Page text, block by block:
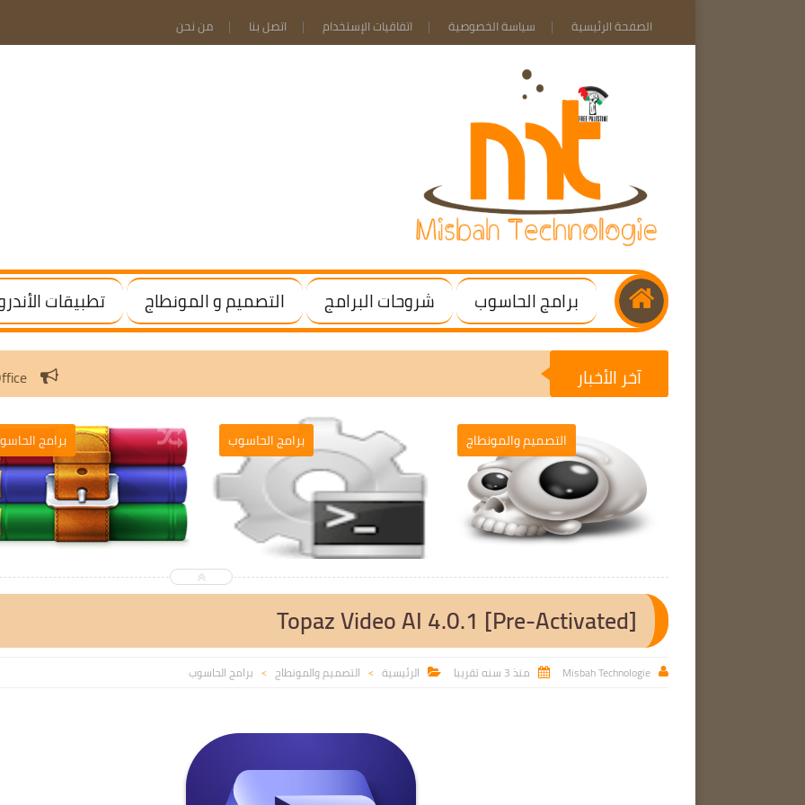
الصفحة الرئيسية سياسة الخصوصية اتفاقيات الإستخدام اتصل بنا من نحن
برامج الحاسوب شروحات البرامج التصميم و المونطاج تطبيقات
آخر الأخبار / Office
برامج التصميم والمونطاج التصميم والمونطاج
Topaz Video AI 4.0.1 [Pre-Activated]

Misbah Technologie
 منذ 3 سنه تقريبا  الرئيسية > التصميم والمونطاج > برامج الحاسوب